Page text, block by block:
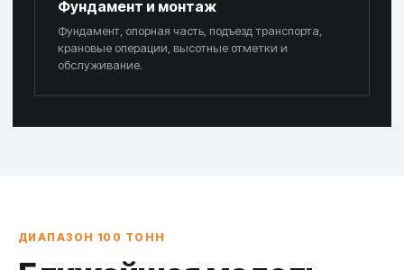
Фундамент и монтаж
Фундамент, опорная часть, подъезд транспорта,
крановые операции, высотные отметки и
обслуживание.
ДИАПАЗОН 100 ТОНН